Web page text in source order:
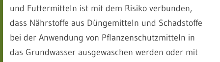
und Futtermitteln ist mit dem Risiko verbunden,
dass Nährstoffe aus Düngemitteln und Schadstoffe
bei der Anwendung von Pflanzenschutzmitteln in
das Grundwasser ausgewaschen werden oder mit